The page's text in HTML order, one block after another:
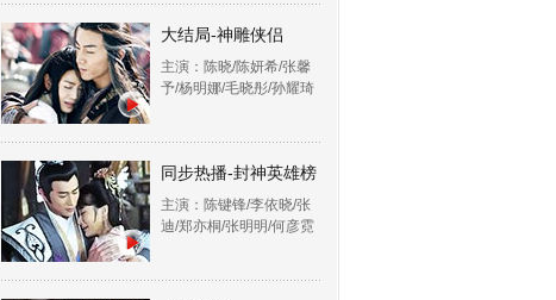
大结局-神雕侠侣
主演：陈晓/陈妍希/张馨
予/杨明娜/毛晓彤/孙耀琦
同步热播-封神英雄榜
主演：陈键锋/李依晓/张
迪/郑亦桐/张明明/何彦霓